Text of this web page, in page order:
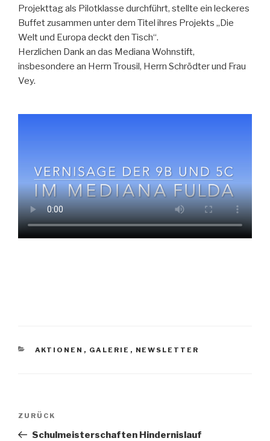
Projekttag als Pilotklasse durchführt, stellte ein leckeres
Buffet zusammen unter dem Titel ihres Projekts „Die
Welt und Europa deckt den Tisch“.
Herzlichen Dank an das Mediana Wohnstift,
insbesondere an Herrn Trousil, Herrn Schrödter und Frau
Vey.
KATEGORIEN
AKTIONEN , GALERIE , NEWSLETTER
Beitragsnavigation
Vorheriger
Beitrag
ZURÜCK
Schulmeisterschaften Hindernislauf